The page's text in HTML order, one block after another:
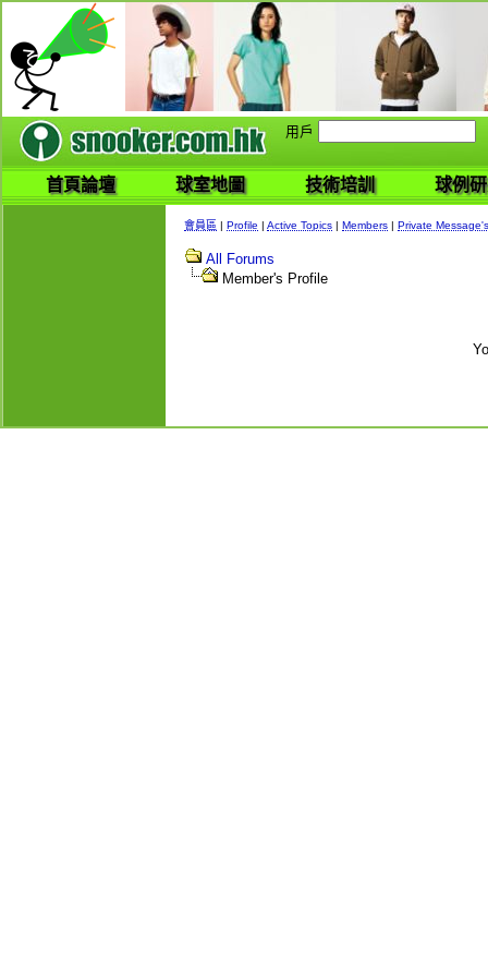
用戶
首頁論壇 球室地圖 技術培訓 球例
會員區 | Profile | Active Topics | Members | Private Message's
All Forums
Member's Profile